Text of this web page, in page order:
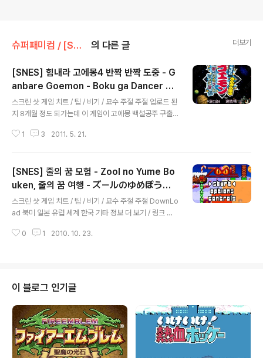
슈퍼패미컴 / [SNES] [SFC]/액션/아케이드 의 다른 글 더보기
[SNES] 힘내라 고에몽4 반짝 반짝 도중 - G
anbare Goemon - Boku ga Dancer ni
Natta Riyuu - Kirakira Douchuu, 간바레
고에몬 반짝 반짝 여행 - がんばれゴエモ
ン きらきら道中
스크린 샷 게임 치트 / 팁 / 비기 / 묘수 주절 주절 업로드 된
지 8개월 정도 되가는데 이 게임이 고에몽 백설공주 구출
ownLoad 북미 일본 유럽 세계 한국 기타 정보 더 보기 /
e Goemon - Boku ga Dancer ni Natta Riyuu - Kir
akira Douchuu, 간바레 고에몬 반짝 반짝 여행 - がんば
れゴエモン きらきら道中 [슈퍼패미컴/퍼즐] - [SNES]
나가라 에비스마루 꼭두각시 미로 : 사라진 고에몽의 수수
1 3 2011. 5. 21.
[SNES] 줄의 꿈 모험 - Zool no Yume Bo
uken, 줄의 꿈 여행 - ズールのゆめぼうけ
ん, 줄 - Zool
스크린 샷 게임 치트 / 팁 / 비기 / 묘수 주절 주절 DownLo
ad 북미 일본 유럽 세계 한국 기타 정보 더 보기 / 링크 관
- [GEN] 줄 - Zool: Ninja of the "Nth" Dimension,
케이드] - [고전게임] 줄 [컴퓨터/액션/아케이드] - [고전
게임] 줄2
0 1 2010. 10. 23.
이 블로그 인기글